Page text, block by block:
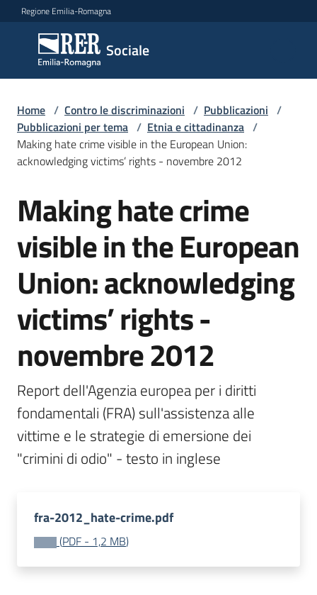
Vai al contenuto
Vai alla navigazione
Vai al footer
Regione Emilia-Romagna
Sociale
Sociale
Argomenti
Novità
Servizi
Leggi
Atti
Bandi
Piani
Programmi
Progetti
Seguici
Home / Contro le discriminazioni / Pubblicazioni /
Pubblicazioni per tema / Etnia e cittadinanza /
Making hate crime visible in the European Union:
acknowledging victims’ rights - novembre 2012
Making hate crime
visible in the European
Union: acknowledging
victims’ rights -
novembre 2012
Report dell'Agenzia europea per i diritti
fondamentali (FRA) sull'assistenza alle
vittime e le strategie di emersione dei
fra-2012_hate-crime.pdf
(PDF - 1,2 MB)